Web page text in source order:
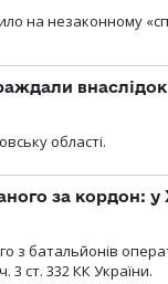
на незаконному
внаслідок
області.
за кордон: у
з батальйонів
3 ст. 332 КК України.